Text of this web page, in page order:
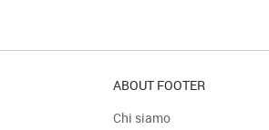
ABOUT FOOTER
Chi siamo